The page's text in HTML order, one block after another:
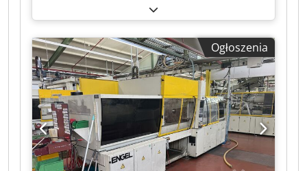
17659, całkowita długość:
11 000 mm, całkowita szerokość:3 000 mm,
całkowita wysokość:2 600 mm, masa całkowita:
40 000 kg, W cenie zawarte: obsługa, urządzenia
peryferyjne i przenośnik taśmowy. Dwjdpfszrd
Slsx Aa Hoa Na sprzedaż używana maszyna
pochodząca z likwidacji zakładu. Sprzedaż
odbywa się z wyłączeniem wszelkiej
odpowiedzialności za wady rzeczowe. Maszyna
nie była sprawdzana, ale do momentu likwidacji
była w pełni sprawna.
Ogłoszenia